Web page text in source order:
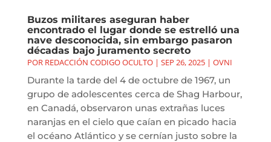
Buzos militares aseguran haber
encontrado el lugar donde se estrelló una
nave desconocida, sin embargo pasaron
décadas bajo juramento secreto
POR REDACCIÓN CODIGO OCULTO| SEP 26, 2025| OVNI
Durante la tarde del 4 de octubre de 1967, un
grupo de adolescentes cerca de Shag Harbour,
en Canadá, observaron unas extrañas luces
naranjas en el cielo que caían en picado hacia
el océano Atlántico y se cernían justo sobre la